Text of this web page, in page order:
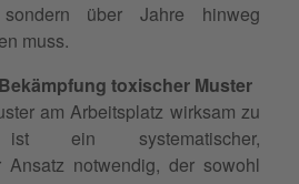
über Jahre hinweg
muss.
toxischer Muster
am Arbeitsplatz wirksam zu
ist ein systematischer,
Ansatz notwendig, der sowohl